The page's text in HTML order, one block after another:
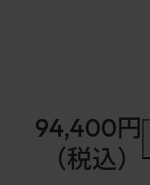
94,400円
（税込）